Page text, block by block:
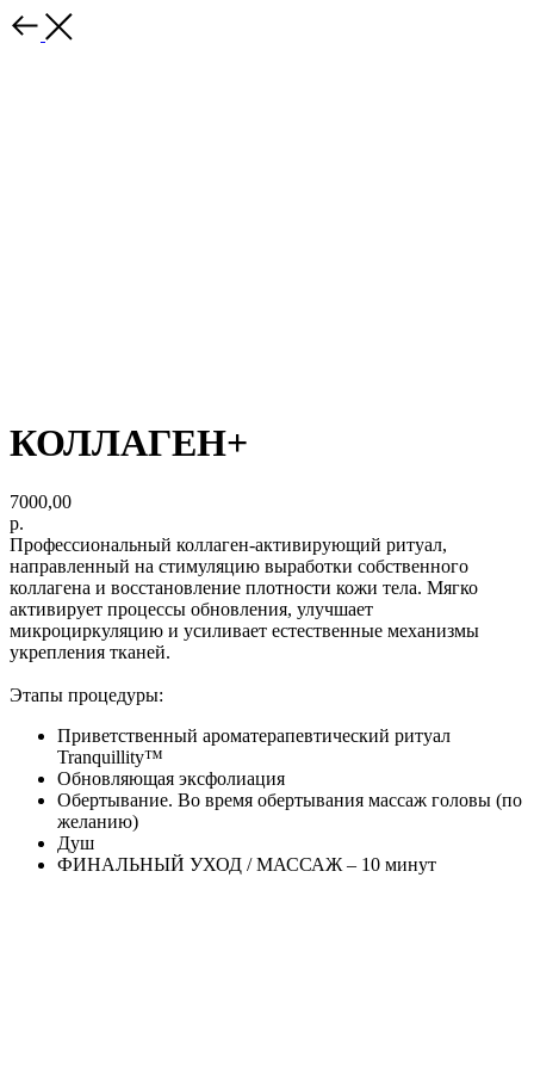
КОЛЛАГЕН+
7000,00
р.
Профессиональный коллаген-активирующий ритуал,
направленный на стимуляцию выработки собственного
коллагена и восстановление плотности кожи тела. Мягко
активирует процессы обновления, улучшает
микроциркуляцию и усиливает естественные механизмы
укрепления тканей.
Этапы процедуры:
Приветственный ароматерапевтический ритуал
Tranquillity™
Обновляющая эксфолиация
Обертывание. Во время обертывания массаж головы (по
желанию)
Душ
ФИНАЛЬНЫЙ УХОД / МАССАЖ – 10 минут